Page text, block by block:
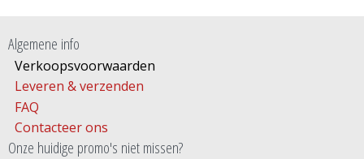
Algemene info
Verkoopsvoorwaarden
Leveren & verzenden
FAQ
Contacteer ons
Onze huidige promo's niet missen?